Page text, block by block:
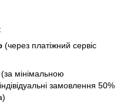
(через платіжний сервіс
(за мінімальною
замовлення 50%